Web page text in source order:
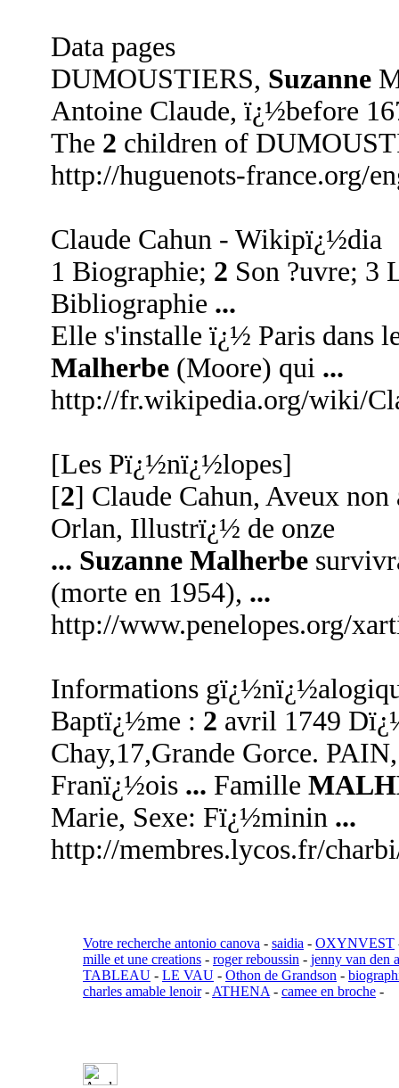
Data pages
DUMOUSTIERS, Suzanne
Antoine Claude, ï¿½before
The 2 children of
http://huguenots-france.org/
Claude Cahun - Wikipï¿½dia
1 Biographie; 2 Son ?uvre; 3
Bibliographie ...
Elle s'installe ï¿½ Paris dans
Malherbe(Moore) qui ...
http://fr.wikipedia.org/wiki/
[Les Pï¿½nï¿½lopes]
[2] Claude Cahun, Aveux
Orlan, Illustrï¿½ de onze
... Suzanne Malherbe
(morte en 1954), ...
http://www.penelopes.org/
Informations
Baptï¿½me : 2 avril 1749
Chay,17,Grande Gorce. PAIN,
Franï¿½ois ... Famille
Marie, Sexe: Fï¿½minin ...
http://membres.lycos.fr/
Votre recherche antonio canova - saidia - OXYNVEST
mille et une creations - roger reboussin - jenny van den
TABLEAU - LE VAU - Othon de Grandson -
charles amable lenoir- ATHENA - camee en broche -